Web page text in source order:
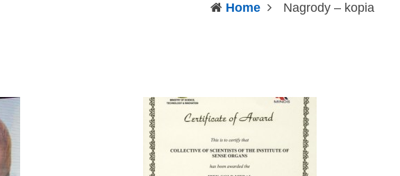
Home Nagrody – kopia